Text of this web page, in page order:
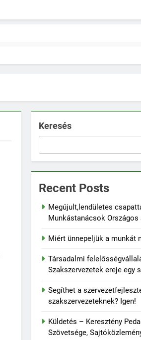
Keresés
Recent Posts
Megújult,lendületes
Munkástanácsok Országos
Miért ünnepeljük a munkát
Társadalmi
Szakszervezetek ereje egy
Segíthet a
szakszervezeteknek? Igen!
Küldetés – Keresztény
Szövetsége,